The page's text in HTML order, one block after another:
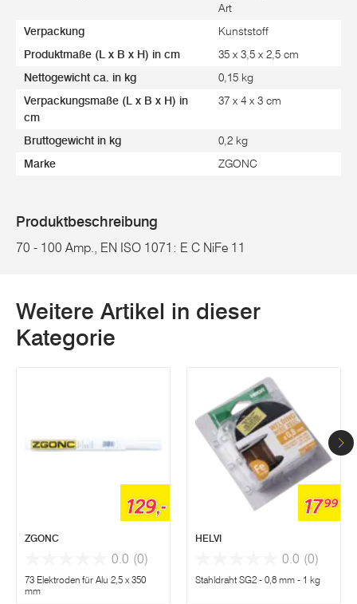
Art
Verpackung Kunststoff
Produktmaße (L x B x H) in cm 35 x 3,5 x 2,5 cm
Nettogewicht ca. in kg 0,15 kg
Verpackungsmaße (L x B x H) in
cm
37 x 4 x 3 cm
Bruttogewicht in kg 0,2 kg
Marke ZGONC
Produktbeschreibung
70 - 100 Amp., EN ISO 1071: E C NiFe 11
Weitere Artikel in dieser
Kategorie
129,-
ZGONC
0.0 (0)
73 Elektroden für Alu 2,5 x 350
mm
1799
HELVI
0.0 (0)
Stahldraht SG2 - 0,8 mm - 1 kg